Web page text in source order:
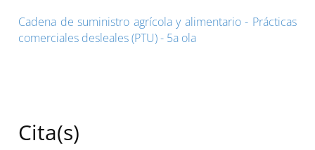
Cadena de suministro agrícola y alimentario - Prácticas
comerciales desleales (PTU) - 5a ola
Cita(s)